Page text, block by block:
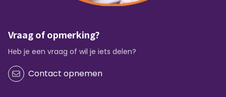
Vraag of opmerking?
Heb je een vraag of wil je iets delen?
Contact opnemen